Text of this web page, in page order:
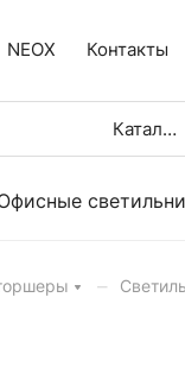
NEOX Контакты
Каталог
–